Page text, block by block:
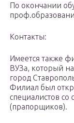
По окончании
Контакты:
Имеется также
ВУЗа, который
город
Филиал был
специалистов
(прапорщиков).